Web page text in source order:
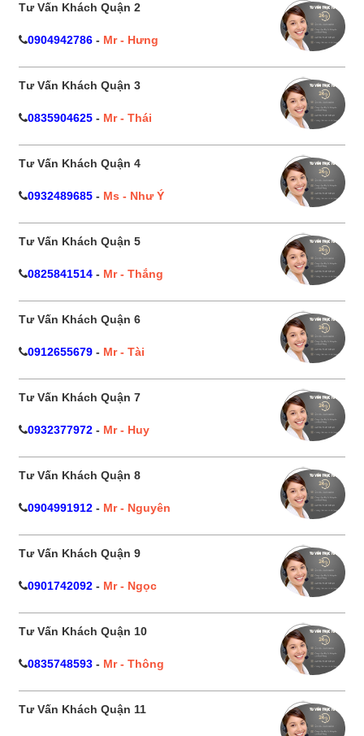
Tư Vấn Khách Quận 2
0904942786 - Mr - Hưng
Tư Vấn Khách Quận 3
0835904625 - Mr - Thái
Tư Vấn Khách Quận 4
0932489685 - Ms - Như Ý
Tư Vấn Khách Quận 5
0825841514 - Mr - Thắng
Tư Vấn Khách Quận 6
0912655679 - Mr - Tài
Tư Vấn Khách Quận 7
0932377972 - Mr - Huy
Tư Vấn Khách Quận 8
0904991912 - Mr - Nguyên
Tư Vấn Khách Quận 9
0901742092 - Mr - Ngọc
Tư Vấn Khách Quận 10
0835748593 - Mr - Thông
Tư Vấn Khách Quận 11